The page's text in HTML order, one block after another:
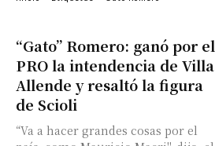
“Gato” Romero: ganó por el
PRO la intendencia de Villa
Allende y resaltó la figura
de Scioli
“Va a hacer grandes cosas por el